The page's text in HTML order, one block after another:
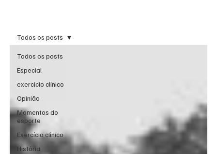
Todos os posts
Especial
exercício clínico
Opinião
Momentos do
esporte
Exercício clínico
História
Todos os posts